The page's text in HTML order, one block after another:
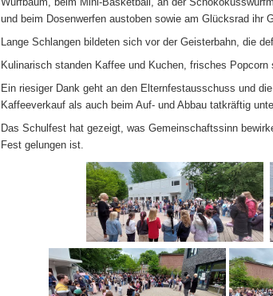
und beim Dosenwerfen austoben sowie am Glücksrad ihr
Lange Schlangen bildeten sich vor der Geisterbahn, die
Kulinarisch standen Kaffee und Kuchen, frisches Popcorn
Ein riesiger Dank geht an den Elternfestausschuss und
Kaffeeverkauf als auch beim Auf- und Abbau tatkräftig
Das Schulfest hat gezeigt, was Gemeinschaftssinn
Fest gelungen ist.